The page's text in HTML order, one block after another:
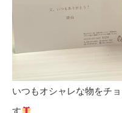
いつもオシャレな物をチ